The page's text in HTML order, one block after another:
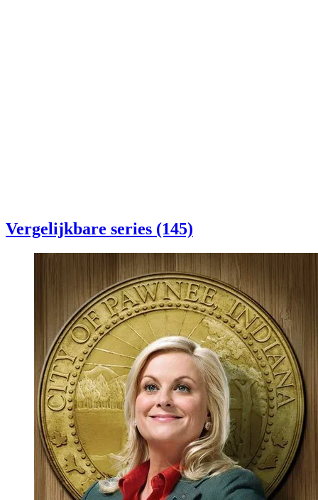
Vergelijkbare series (145)